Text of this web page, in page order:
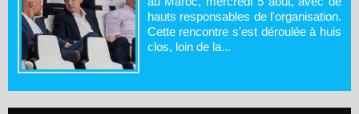
hauts responsables de l'organisation.
Cette rencontre s'est déroulée à huis
clos, loin de la...